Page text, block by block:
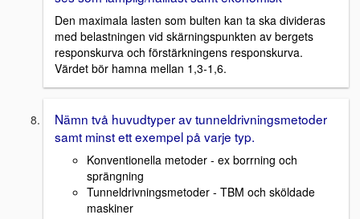
Den maximala lasten som bulten kan ta ska divideras
med belastningen vid skärningspunkten av bergets
responskurva och förstärkningens responskurva.
Värdet bör hamna mellan 1,3-1,6.
Nämn två huvudtyper av tunneldrivningsmetoder
samt minst ett exempel på varje typ.
Konventionella metoder - ex borrning och
sprängning
Tunneldrivningsmetoder - TBM och sköldade
maskiner